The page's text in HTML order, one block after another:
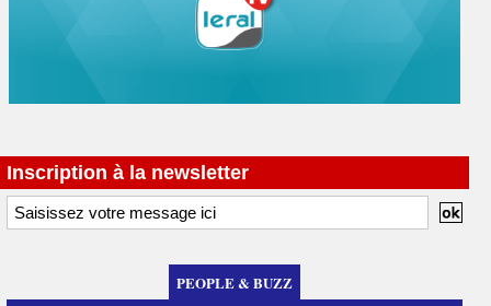
Inscription à la newsletter
PEOPLE & BUZZ